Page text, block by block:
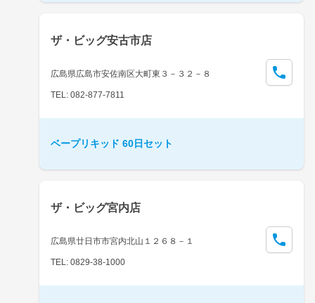
ザ・ビッグ安古市店
広島県広島市安佐南区大町東３－３２－８
TEL: 082-877-7811
ベープリキッド 60日セット
ザ・ビッグ宮内店
広島県廿日市市宮内北山１２６８－１
TEL: 0829-38-1000